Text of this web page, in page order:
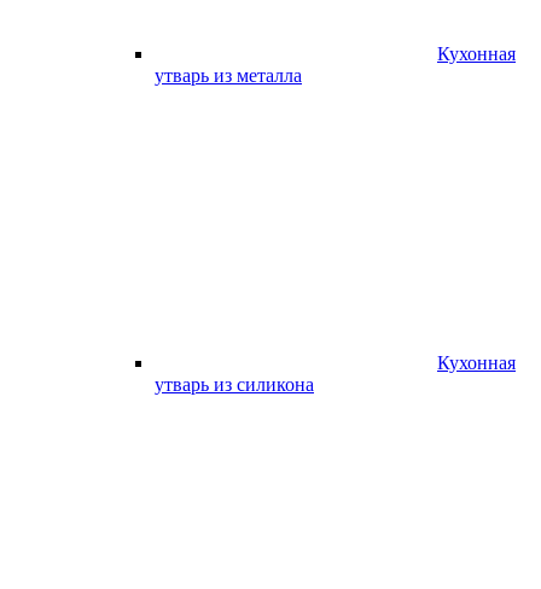
Кухонная
утварь из металла
Кухонная
утварь из силикона